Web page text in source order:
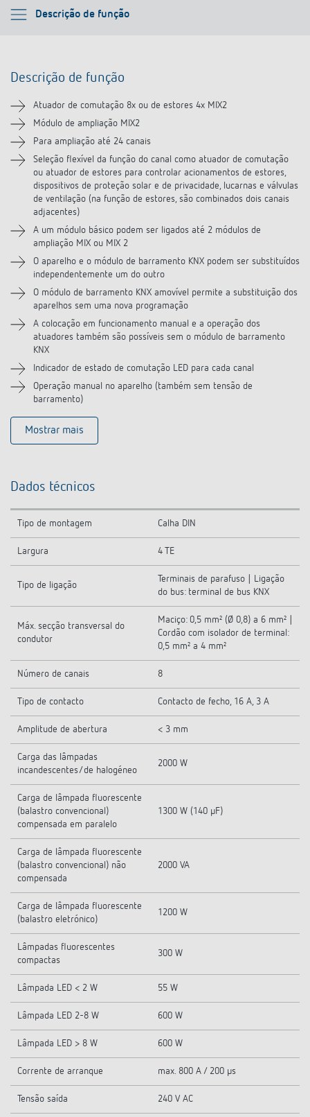
Descrição de função
Por favor selecione
Informação técnica
Transferências
Vídeos
Descrição de função
Atuador de comutação 8x ou de estores 4x MIX2
Módulo de ampliação MIX2
Para ampliação até 24 canais
Seleção flexível da função do canal como atuador de comutação
ou atuador de estores para controlar acionamentos de estores,
dispositivos de proteção solar e de privacidade, lucarnas e válvulas
de ventilação (na função de estores, são combinados dois canais
adjacentes)
A um módulo básico podem ser ligados até 2 módulos de
ampliação MIX ou MIX 2
O aparelho e o módulo de barramento KNX podem ser substituídos
independentemente um do outro
O módulo de barramento KNX amovível permite a substituição dos
aparelhos sem uma nova programação
A colocação em funcionamento manual e a operação dos
atuadores também são possíveis sem o módulo de barramento
KNX
Indicador de estado de comutação LED para cada canal
Operação manual no aparelho (também sem tensão de
barramento)
Mostrar mais
Dados técnicos
Tipo de montagem Calha DIN
Largura 4 TE
Tipo de ligação
Terminais de parafuso | Ligação
do bus: terminal de bus KNX
Máx. secção transversal do
condutor
Maciço: 0,5 mm² (Ø 0,8) a 6 mm² |
Cordão com isolador de terminal:
0,5 mm² a 4 mm²
Número de canais 8
Tipo de contacto Contacto de fecho, 16 A, 3 A
Amplitude de abertura < 3 mm
Carga das lâmpadas
incandescentes/de halogéneo
2000 W
Carga de lâmpada fluorescente
(balastro convencional)
compensada em paralelo
1300 W (140 µF)
Carga de lâmpada fluorescente
(balastro convencional) não
compensada
2000 VA
Carga de lâmpada fluorescente
(balastro eletrónico)
1200 W
Lâmpadas fluorescentes
compactas
300 W
Lâmpada LED < 2 W 55 W
Lâmpada LED 2-8 W 600 W
Lâmpada LED > 8 W 600 W
Corrente de arranque max. 800 A / 200 µs
Tensão saída 240 V AC